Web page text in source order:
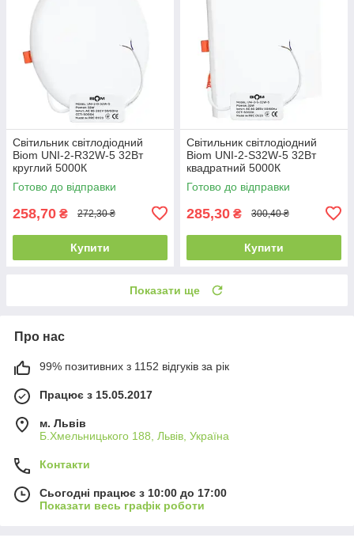
Світильник світлодіодний
Biom UNI-2-R32W-5 32Вт
круглий 5000К
Готово до відправки
258,70 ₴ 272,30 ₴
Купити
Світильник світлодіодний
Biom UNI-2-S32W-5 32Вт
квадратний 5000К
Готово до відправки
285,30 ₴ 300,40 ₴
Купити
Показати ще
Про нас
99% позитивних з 1152 відгуків за рік
Працює з 15.05.2017
м. Львів
Б.Хмельницького 188, Львів, Україна
Контакти
Сьогодні працює з 10:00 до 17:00
Показати весь графік роботи